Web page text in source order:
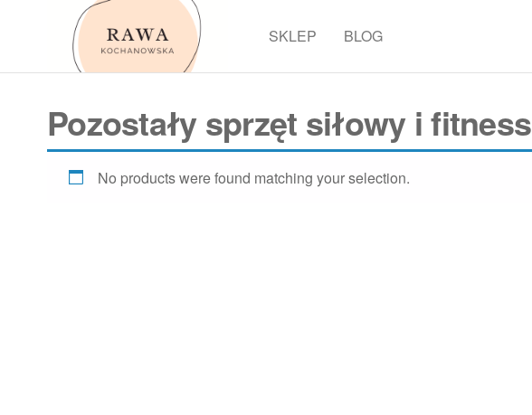
SKLEP BLOG
Pozostały sprzęt siłowy i fitness
No products were found matching your selection.